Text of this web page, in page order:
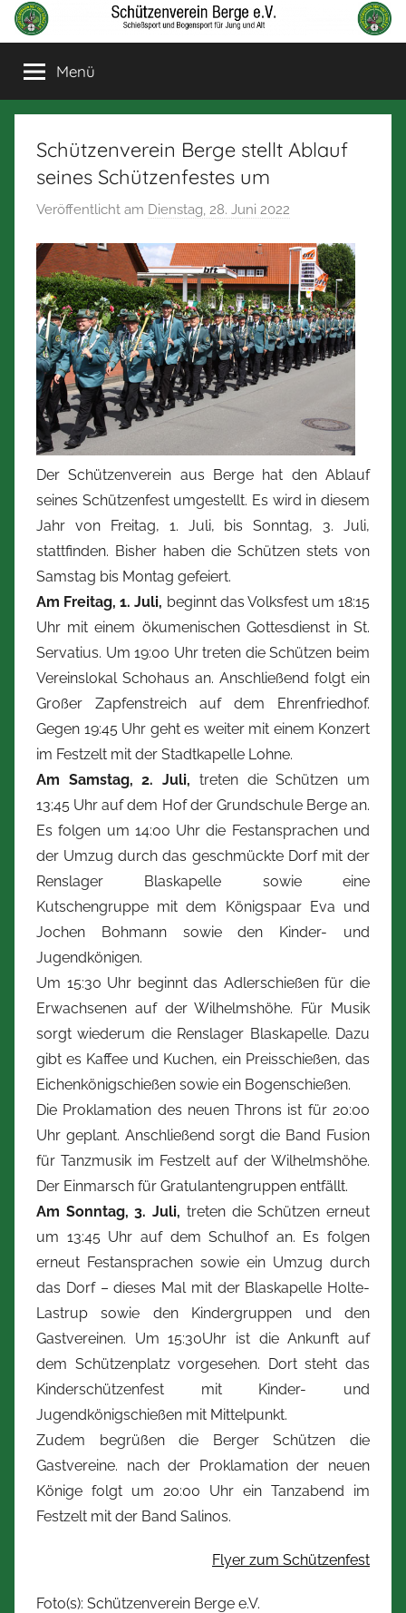
Zum
Inhalt
springenSchützenverein
Berge
und
Bogensport
für
Jung
Menü
Schützenverein Berge stellt Ablauf
seines Schützenfestes um
Veröffentlicht am Dienstag, 28. Juni 2022
n
N
o
r
b
e
m
a
n
n
Der Schützenverein aus Berge hat den Ablauf
seines Schützenfest umgestellt. Es wird in diesem
Jahr von Freitag, 1. Juli, bis Sonntag, 3. Juli,
stattfinden. Bisher haben die Schützen stets von
Samstag bis Montag gefeiert.
Am Freitag, 1. Juli, beginnt das Volksfest um 18:15
Uhr mit einem ökumenischen Gottesdienst in St.
Servatius. Um 19:00 Uhr treten die Schützen beim
Vereinslokal Schohaus an. Anschließend folgt ein
Großer Zapfenstreich auf dem Ehrenfriedhof.
Gegen 19:45 Uhr geht es weiter mit einem Konzert
im Festzelt mit der Stadtkapelle Lohne.
Am Samstag, 2. Juli, treten die Schützen um
13;45 Uhr auf dem Hof der Grundschule Berge an.
Es folgen um 14:00 Uhr die Festansprachen und
der Umzug durch das geschmückte Dorf mit der
Renslager Blaskapelle sowie eine
Kutschengruppe mit dem Königspaar Eva und
Jochen Bohmann sowie den Kinder- und
Jugendkönigen.
Um 15:30 Uhr beginnt das Adlerschießen für die
Erwachsenen auf der Wilhelmshöhe. Für Musik
sorgt wiederum die Renslager Blaskapelle. Dazu
gibt es Kaffee und Kuchen, ein Preisschießen, das
Eichenkönigschießen sowie ein Bogenschießen.
Die Proklamation des neuen Throns ist für 20:00
Uhr geplant. Anschließend sorgt die Band Fusion
für Tanzmusik im Festzelt auf der Wilhelmshöhe.
Der Einmarsch für Gratulantengruppen entfällt.
Am Sonntag, 3. Juli, treten die Schützen erneut
um 13:45 Uhr auf dem Schulhof an. Es folgen
erneut Festansprachen sowie ein Umzug durch
das Dorf – dieses Mal mit der Blaskapelle Holte-
Lastrup sowie den Kindergruppen und den
Gastvereinen. Um 15:30Uhr ist die Ankunft auf
dem Schützenplatz vorgesehen. Dort steht das
Kinderschützenfest mit Kinder- und
Jugendkönigschießen mit Mittelpunkt.
Zudem begrüßen die Berger Schützen die
Gastvereine. nach der Proklamation der neuen
Könige folgt um 20:00 Uhr ein Tanzabend im
Festzelt mit der Band Salinos.
Flyer zum Schützenfest
Foto(s): Schützenverein Berge e.V.